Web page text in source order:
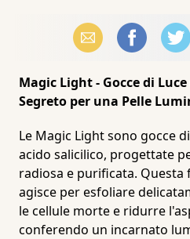
Email FacebookX
Magic Light - Gocce di
Segreto per una Pelle
Le Magic Light sono gocce
acido salicilico, progettate
radiosa e purificata.
agisce per esfoliare
le cellule morte e ridurre
conferendo un incarnato